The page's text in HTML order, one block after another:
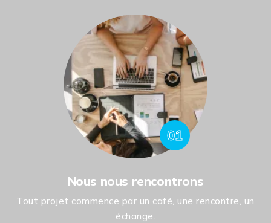
01
Nous nous rencontrons
Tout projet commence par un café, une rencontre, un
échange.